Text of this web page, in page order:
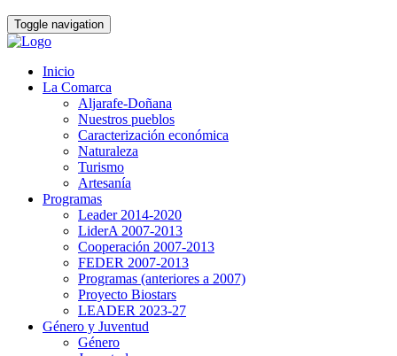
Toggle navigation
Inicio
La Comarca
Aljarafe-Doñana
Nuestros pueblos
Caracterización económica
Naturaleza
Turismo
Artesanía
Programas
Leader 2014-2020
LiderA 2007-2013
Cooperación 2007-2013
FEDER 2007-2013
Programas (anteriores a 2007)
Proyecto Biostars
LEADER 2023-27
Género y Juventud
Género